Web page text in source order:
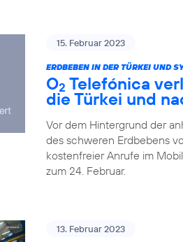
15. Februar 2023
ERDBEBEN IN DER TÜRKEI UND
O2 Telefónica
die Türkei und
Vor dem Hintergrund der
des schweren Erdbebens
kostenfreier Anrufe im
zum 24. Februar.
13. Februar 2023